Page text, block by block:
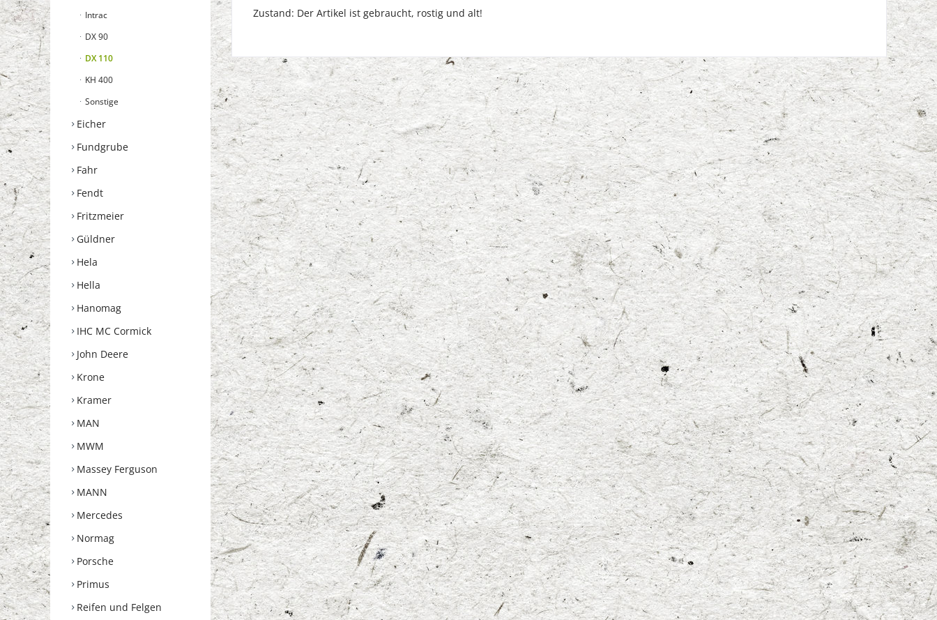
Intrac
DX 90
DX 110
KH 400
Sonstige
Eicher
Fundgrube
Fahr
Fendt
Fritzmeier
Güldner
Hela
Hella
Hanomag
IHC MC Cormick
John Deere
Krone
Kramer
MAN
MWM
Massey Ferguson
MANN
Mercedes
Normag
Porsche
Primus
Reifen und Felgen
Zustand: Der Artikel ist gebraucht, rostig und alt!